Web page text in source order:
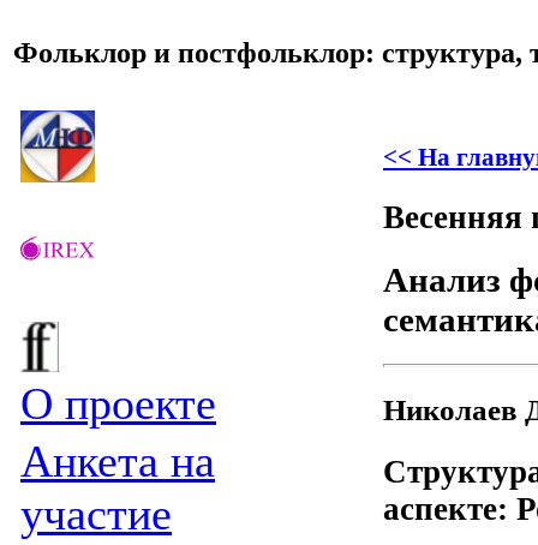
Фольклор и постфольклор: структура,
О проекте
Анкета на
участие
<< На
Весенняя
Анализ
Николаев
аспекте: